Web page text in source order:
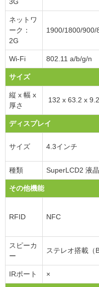
ネットワ
ーク：
2G
1900/1800/900/
Wi-Fi 802.11 a/b/g/n
サイズ
縦 x 幅 x
厚さ
132 x 63.2 x
ディスプレイ
サイズ 4.3インチ
種類 SuperLCD2 液
その他機能
RFID NFC
スピーカ
ー
ステレオ搭載（
IRポート ×